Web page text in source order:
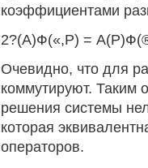
коэффициентами
2?(А)Ф(«,Р) =
Очевидно, что для
коммутируют. Таким
решения системы
которая
операторов.